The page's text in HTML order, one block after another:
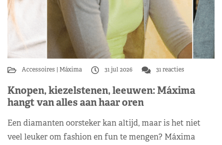
Accessoires Máxima 31 jul 2026 31 reacties
Knopen, kiezelstenen, leeuwen: Máxima
hangt van alles aan haar oren
Een diamanten oorsteker kan altijd, maar is het niet
veel leuker om fashion en fun te mengen? Máxima